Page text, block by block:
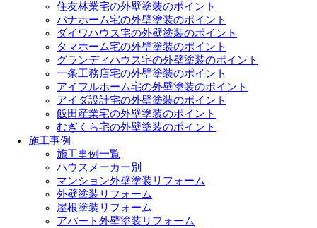
住友林業宅の外壁塗装のポイント
パナホーム宅の外壁塗装のポイント
ダイワハウス宅の外壁塗装のポイント
タマホーム宅の外壁塗装のポイント
グランディハウス宅の外壁塗装のポイント
一条工務店宅の外壁塗装のポイント
アイフルホーム宅の外壁塗装のポイント
アイダ設計宅の外壁塗装のポイント
飯田産業宅の外壁塗装のポイント
むぎくら宅の外壁塗装のポイント
施工事例
施工事例一覧
ハウスメーカー別
マンション外壁塗装リフォーム
外壁塗装リフォーム
屋根塗装リフォーム
アパート外壁塗装リフォーム